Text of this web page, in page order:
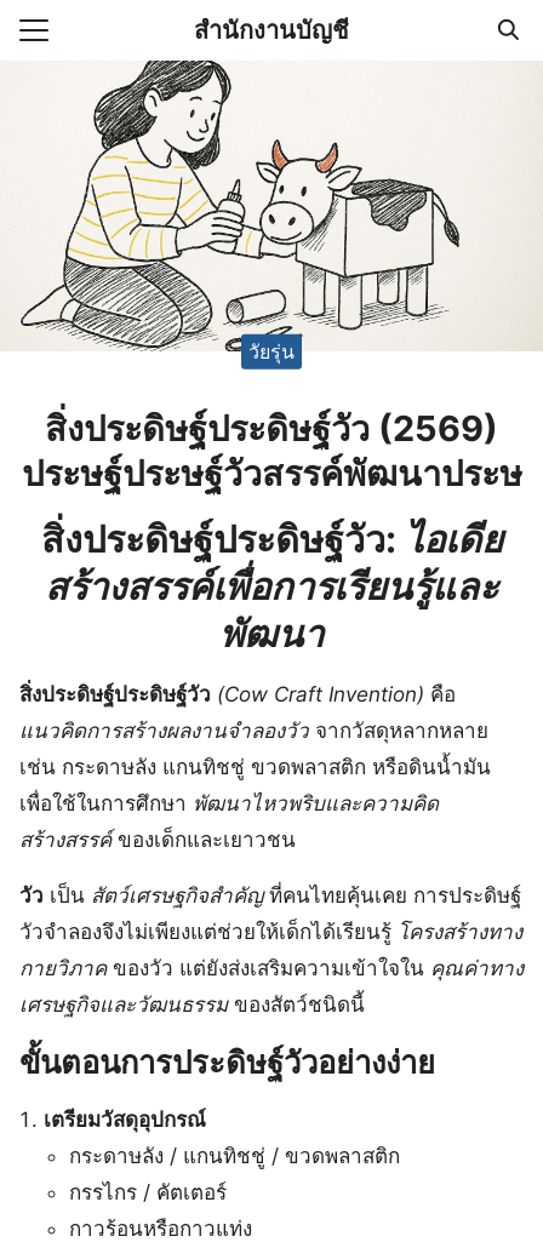
Skip
สำนักงานบัญชี
านบัญชี (Accounting
ช่วยสำคัญในการบริหาร
วัยรุ่น
สิ่งประดิษฐ์ประดิษฐ์วัว (2569)
ประษฐ์ประษฐ์วัวสรรค์พัฒนาประษ
สิ่งประดิษฐ์ประดิษฐ์วัว: ไอเดีย
สร้างสรรค์เพื่อการเรียนรู้และ
พัฒนา
สิ่งประดิษฐ์ประดิษฐ์วัว (Cow Craft Invention) คือ
แนวคิดการสร้างผลงานจำลองวัว จากวัสดุหลากหลาย
เช่น กระดาษลัง แกนทิชชู่ ขวดพลาสติก หรือดินน้ำมัน
เพื่อใช้ในการศึกษา พัฒนาไหวพริบและความคิด
สร้างสรรค์ของเด็กและเยาวชน
วัว เป็น สัตว์เศรษฐกิจสำคัญที่คนไทยคุ้นเคย การประดิษฐ์
วัวจำลองจึงไม่เพียงแต่ช่วยให้เด็กได้เรียนรู้ โครงสร้างทาง
กายวิภาคของวัว แต่ยังส่งเสริมความเข้าใจใน คุณค่าทาง
เศรษฐกิจและวัฒนธรรมของสัตว์ชนิดนี้
ขั้นตอนการประดิษฐ์วัวอย่างง่าย
เตรียมวัสดุอุปกรณ์
กระดาษลัง / แกนทิชชู่ / ขวดพลาสติก
กรรไกร / คัตเตอร์
กาวร้อนหรือกาวแท่ง